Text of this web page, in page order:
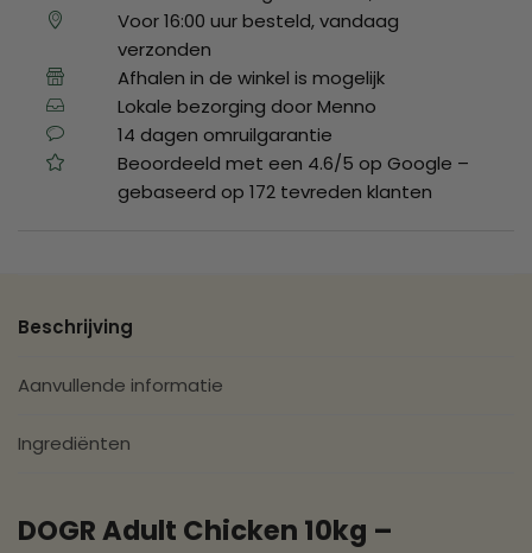
Voor 16:00 uur besteld, vandaag
verzonden
Afhalen in de winkel is mogelijk
Lokale bezorging door Menno
14 dagen omruilgarantie
Beoordeeld met een 4.6/5 op Google –
gebaseerd op 172 tevreden klanten
Beschrijving
Aanvullende informatie
Ingrediënten
DOGR Adult Chicken 10kg –